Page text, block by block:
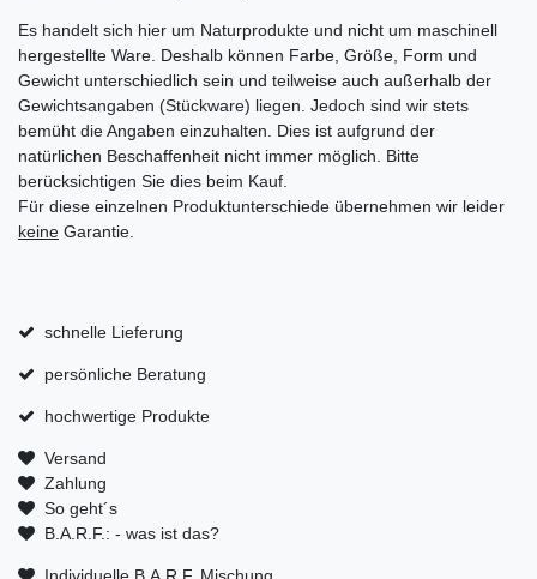
Es handelt sich hier um Naturprodukte und nicht um maschinell
hergestellte Ware. Deshalb können Farbe, Größe, Form und
Gewicht unterschiedlich sein und teilweise auch außerhalb der
Gewichtsangaben (Stückware) liegen. Jedoch sind wir stets
bemüht die Angaben einzuhalten. Dies ist aufgrund der
natürlichen Beschaffenheit nicht immer möglich. Bitte
berücksichtigen Sie dies beim Kauf.
Für diese einzelnen Produktunterschiede übernehmen wir leider
keine Garantie.
schnelle Lieferung
persönliche Beratung
hochwertige Produkte
Versand
Zahlung
So geht´s
B.A.R.F.: - was ist das?